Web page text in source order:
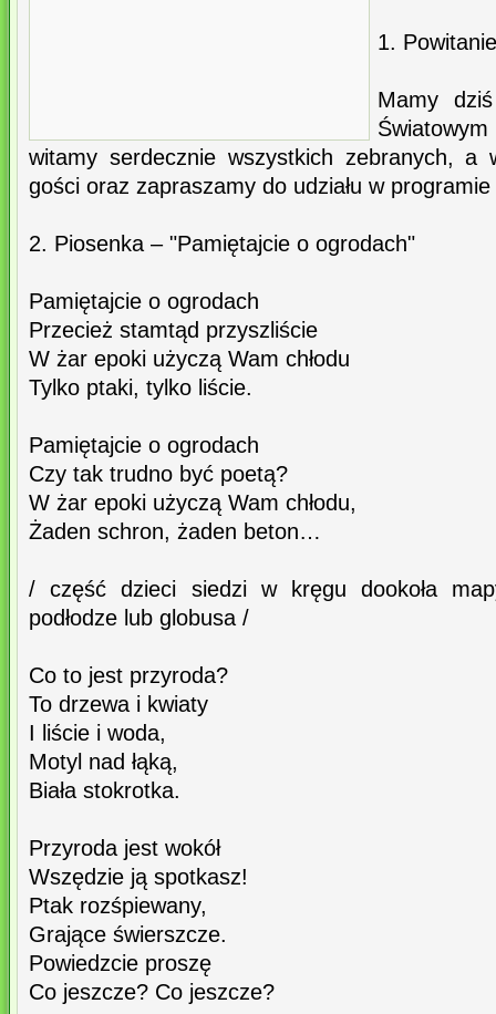
1.
Mamy
witamy serdecznie wszystkich zebranych, a
gości oraz zapraszamy do udziału w
2. Piosenka – "Pamiętajcie o ogrodach"
Pamiętajcie o ogrodach
Przecież stamtąd przyszliście
W żar epoki użyczą Wam chłodu
Tylko ptaki, tylko liście.
Pamiętajcie o ogrodach
Czy tak trudno być poetą?
W żar epoki użyczą Wam chłodu,
Żaden schron, żaden beton…
/ część dzieci siedzi w kręgu dookoła
podłodze lub globusa /
Co to jest przyroda?
To drzewa i kwiaty
I liście i woda,
Motyl nad łąką,
Biała stokrotka.
Przyroda jest wokół
Wszędzie ją spotkasz!
Ptak rozśpiewany,
Grające świerszcze.
Powiedzcie proszę
Co jeszcze? Co jeszcze?